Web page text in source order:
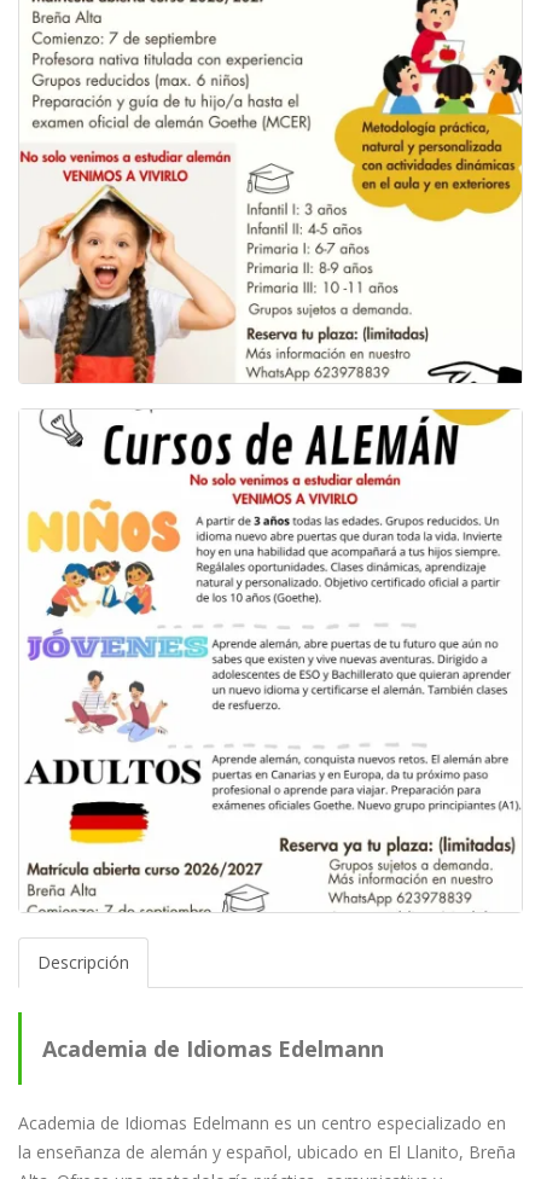
Descripción
Academia de Idiomas Edelmann
Academia de Idiomas Edelmann es un centro especializado en
la enseñanza de alemán y español, ubicado en El Llanito, Breña